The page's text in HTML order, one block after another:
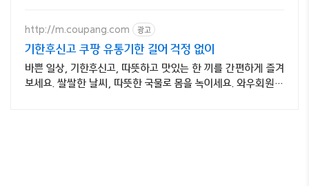
http://m.coupang.com 광고
기한후신고 쿠팡 유통기한 길어 걱정 없이
바쁜 일상, 기한후신고, 따뜻하고 맛있는 한 끼를 간편하게 즐겨
보세요. 쌀쌀한 날씨, 따뜻한 국물로 몸을 녹이세요. 와우회원은